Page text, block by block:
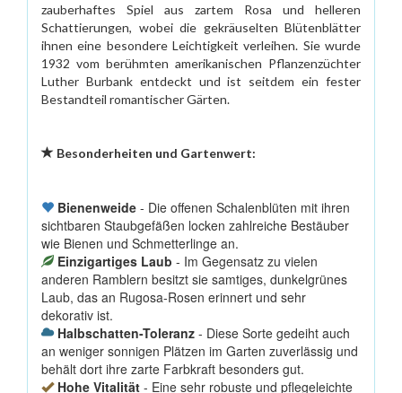
zauberhaftes Spiel aus zartem Rosa und helleren
Schattierungen, wobei die gekräuselten Blütenblätter
ihnen eine besondere Leichtigkeit verleihen. Sie wurde
1932 vom berühmten amerikanischen Pflanzenzüchter
Luther Burbank entdeckt und ist seitdem ein fester
Bestandteil romantischer Gärten.
Besonderheiten und Gartenwert:
Bienenweide - Die offenen Schalenblüten mit ihren
sichtbaren Staubgefäßen locken zahlreiche Bestäuber
wie Bienen und Schmetterlinge an.
Einzigartiges Laub - Im Gegensatz zu vielen
anderen Ramblern besitzt sie samtiges, dunkelgrünes
Laub, das an Rugosa-Rosen erinnert und sehr
dekorativ ist.
Halbschatten-Toleranz - Diese Sorte gedeiht auch
an weniger sonnigen Plätzen im Garten zuverlässig und
behält dort ihre zarte Farbkraft besonders gut.
Hohe Vitalität - Eine sehr robuste und pflegeleichte